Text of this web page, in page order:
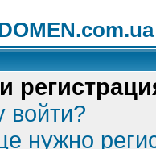
войти?
нужно